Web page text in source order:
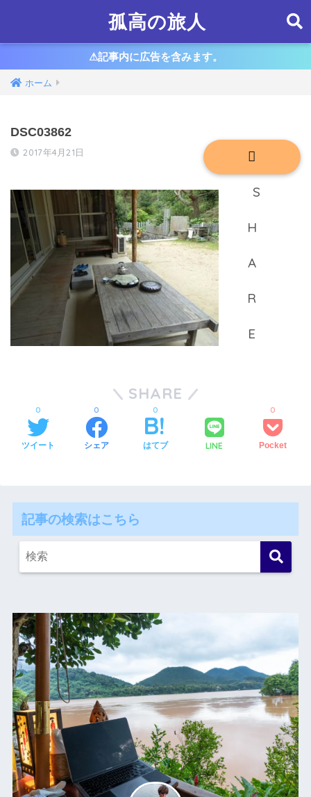
孤高の旅人
⚠︎記事内に広告を含みます。
ホーム
DSC03862
2017年4月21日
SHARE
ツイート
0
シェア
0
はてブ
0
LINE Pocket
0
記事の検索はこちら